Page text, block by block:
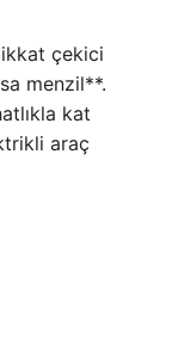
çekici
menzil**.
kat
araç